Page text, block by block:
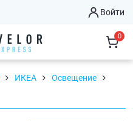
Войти
0
ИКЕА
Освещение